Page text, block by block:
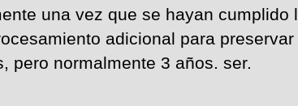
una vez que se hayan cumplido
adicional para
pero normalmente 3 años. ser.